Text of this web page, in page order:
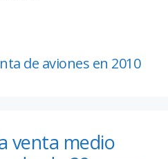
de aviones en 2010
venta medio